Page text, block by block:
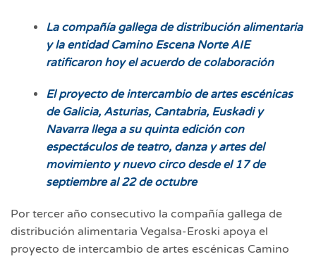
La compañía gallega de distribución alimentaria
y la entidad Camino Escena Norte AIE
ratificaron hoy el acuerdo de colaboración
El proyecto de intercambio de artes escénicas
de Galicia, Asturias, Cantabria, Euskadi y
Navarra llega a su quinta edición con
espectáculos de teatro, danza y artes del
movimiento y nuevo circo desde el 17 de
septiembre al 22 de octubre
Por tercer año consecutivo la compañía gallega de
distribución alimentaria Vegalsa-Eroski apoya el
proyecto de intercambio de artes escénicas Camino